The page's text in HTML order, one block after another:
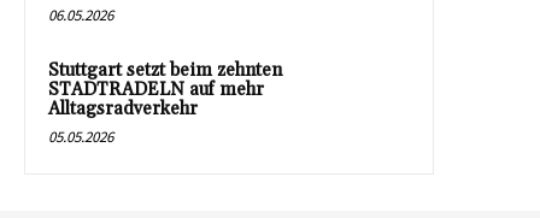
06.05.2026
Stuttgart setzt beim zehnten
STADTRADELN auf mehr
Alltagsradverkehr
05.05.2026